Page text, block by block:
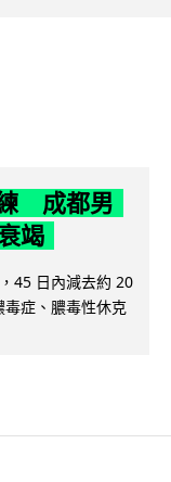
成都男
竭
45 日內減去約 20
症、膿毒性休克